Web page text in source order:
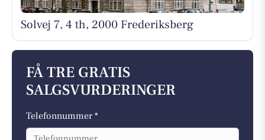
Solvej 7, 4 th, 2000 Frederiksberg
FÅ TRE GRATIS
SALGSVURDERINGER
Telefonnummer *